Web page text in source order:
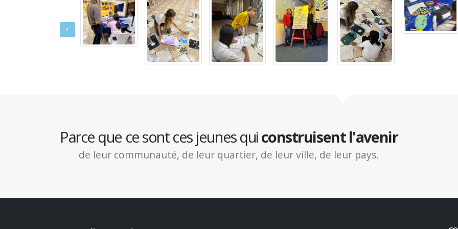
Parce que ce sont ces jeunes quiconstruisent l'avenir
de leur communauté, de leur quartier, de leur ville, de leur pays.